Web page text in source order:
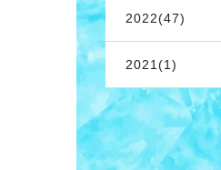
2022(47)
2021(1)